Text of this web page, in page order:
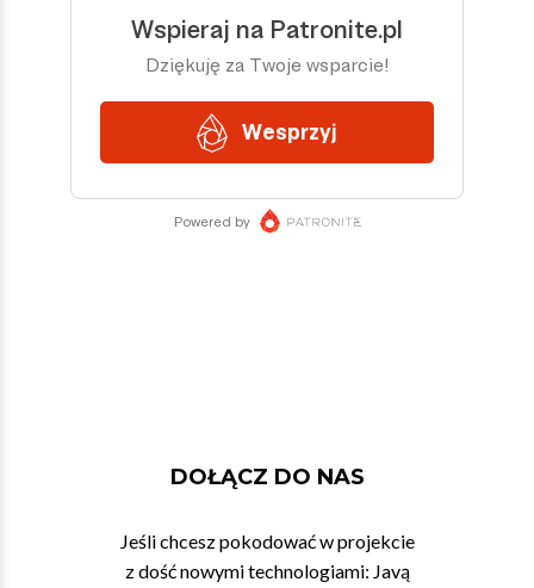
DOŁĄCZ DO NAS
Jeśli chcesz pokodować w projekcie
z dość nowymi technologiami: Javą